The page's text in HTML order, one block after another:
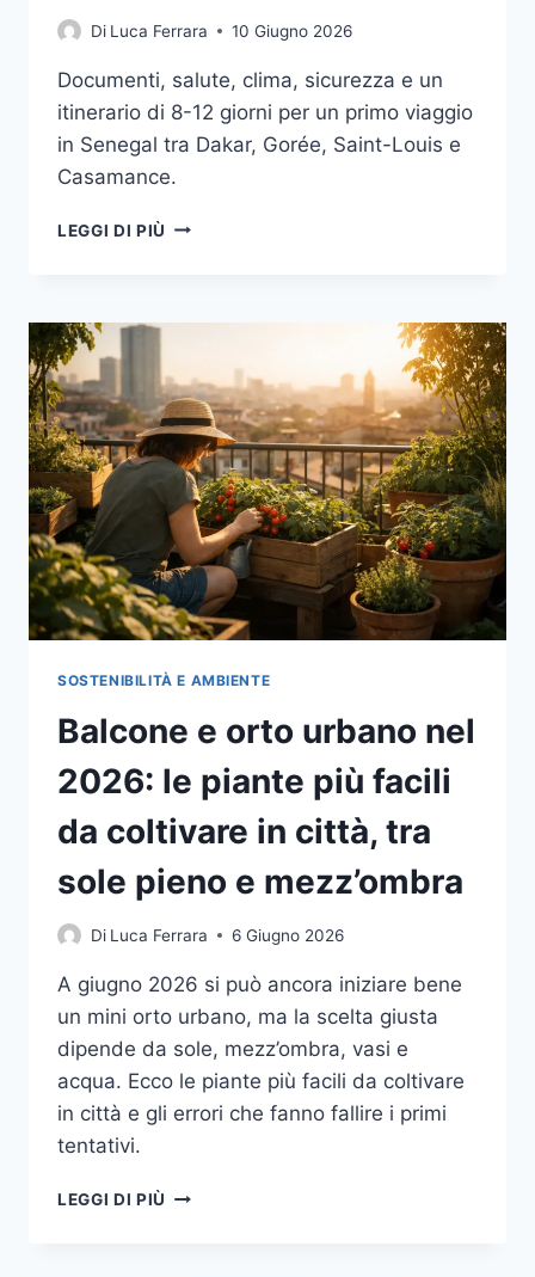
Di Luca Ferrara 10 Giugno 2026
Documenti, salute, clima, sicurezza e un
itinerario di 8-12 giorni per un primo viaggio
in Senegal tra Dakar, Gorée, Saint-Louis e
Casamance.
LEGGI DI PIÙ SENEGAL
PRATICA
UN
PRIMO
VIAGGIO
TRA
DAKAR,
SAINT-
LOUIS,
GORÉE
E
CASAMANCE
SOSTENIBILITÀ E AMBIENTE
Balcone e orto urbano nel
2026: le piante più facili
da coltivare in città, tra
sole pieno e mezz’ombra
Di Luca Ferrara 6 Giugno 2026
A giugno 2026 si può ancora iniziare bene
un mini orto urbano, ma la scelta giusta
dipende da sole, mezz’ombra, vasi e
acqua. Ecco le piante più facili da coltivare
in città e gli errori che fanno fallire i primi
tentativi.
LEGGI DI PIÙ BALCONE